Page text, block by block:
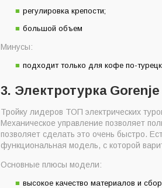
регулировка крепости;
большой объем
Минусы:
подходит только для кофе по-
3. Электротурка Gorenje
Тройку лидеров ТОП электрических
Механическое управление позволяет
позволяет сделать это очень быстро.
функциональная модель, с которой
Основные плюсы модели:
высокое качество материалов и